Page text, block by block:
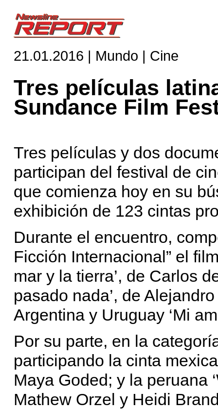
21.01.2016 | Mundo | Cine
Tres películas
Sundance Film
Tres películas y dos
participan del festival de
que comienza hoy en su
exhibición de 123 cintas
Durante el encuentro,
Ficción Internacional” el
mar y la tierra’, de Carlos
pasado nada’, de
Argentina y Uruguay ‘Mi
Por su parte, en la
participando la cinta
Maya Goded; y la peruana
Mathew Orzel y Heidi